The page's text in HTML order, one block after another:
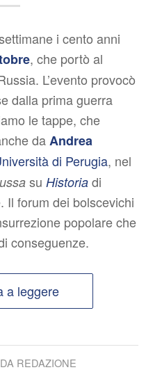
i cento anni
, che portò al
L’evento provocò
dalla prima guerra
le tappe, che
daAndrea
di Perugia, nel
su Historiadi
Il forum dei bolscevichi
popolare che
conseguenze.
a leggere
DA REDAZIONE